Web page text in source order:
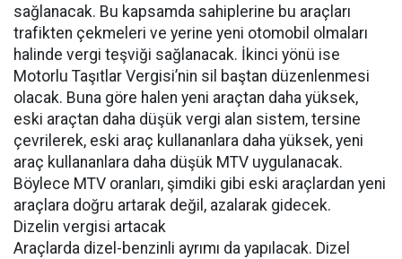
sağlanacak. Bu kapsamda sahiplerine bu araçları
trafikten çekmeleri ve yerine yeni otomobil olmaları
halinde vergi teşviği sağlanacak. İkinci yönü ise
Motorlu Taşıtlar Vergisi’nin sil baştan düzenlenmesi
olacak. Buna göre halen yeni araçtan daha yüksek,
eski araçtan daha düşük vergi alan sistem, tersine
çevrilerek, eski araç kullananlara daha yüksek, yeni
araç kullananlara daha düşük MTV uygulanacak.
Böylece MTV oranları, şimdiki gibi eski araçlardan yeni
araçlara doğru artarak değil, azalarak gidecek.
Dizelin vergisi artacak
Araçlarda dizel-benzinli ayrımı da yapılacak. Dizel